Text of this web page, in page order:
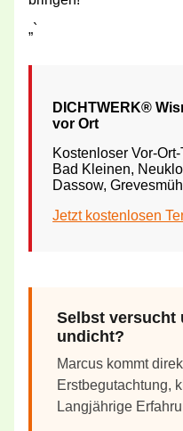
„`
DICHTWERK®
vor Ort
Kostenloser Vor-
Bad Kleinen,
Dassow,
Jetzt kostenlosen
Selbst versucht
undicht?
Marcus kommt
Erstbegutachtung,
Langjährige